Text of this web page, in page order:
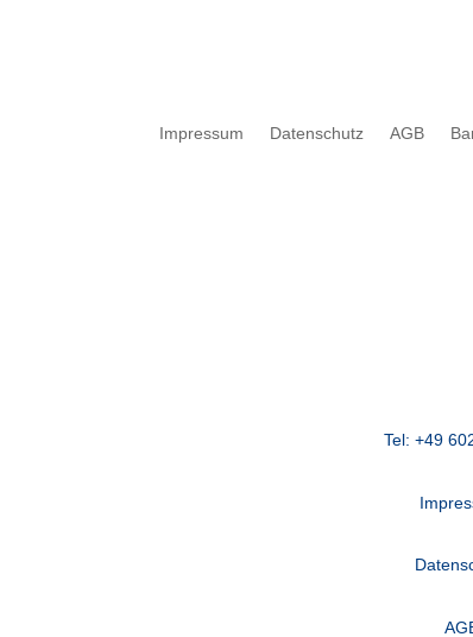
Impressum Datenschutz AGB
Tel: +49